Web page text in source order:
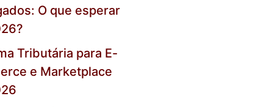
O que esperar
Tributária para E-
e Marketplace